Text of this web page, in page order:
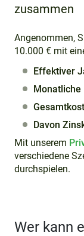
zusammen
Angenommen,
10.000 € mit
Effektiver
Monatliche
Davon
Mit unserem
verschiedene
durchspielen.
Wer kann